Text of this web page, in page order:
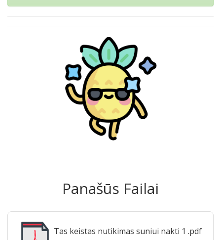
Panašūs Failai
Tas keistas nutikimas suniui nakti 1 .pdf